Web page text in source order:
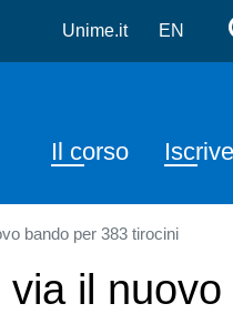
Unime.it EN
Il corso
bando per 383 tirocini
il